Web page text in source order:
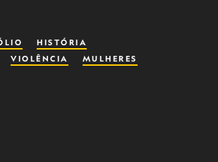
HISTÓRIA
VIOLÊNCIA MULHERES